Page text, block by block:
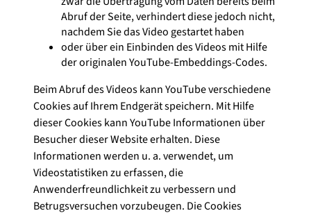
Abruf der Seite, verhindert diese jedoch nicht,
nachdem Sie das Video gestartet haben
oder über ein Einbinden des Videos mit Hilfe
der originalen YouTube-Embeddings-Codes.
Beim Abruf des Videos kann YouTube verschiedene
Cookies auf Ihrem Endgerät speichern. Mit Hilfe
dieser Cookies kann YouTube Informationen über
Besucher dieser Website erhalten. Diese
Informationen werden u. a. verwendet, um
Videostatistiken zu erfassen, die
Anwenderfreundlichkeit zu verbessern und
Betrugsversuchen vorzubeugen. Die Cookies